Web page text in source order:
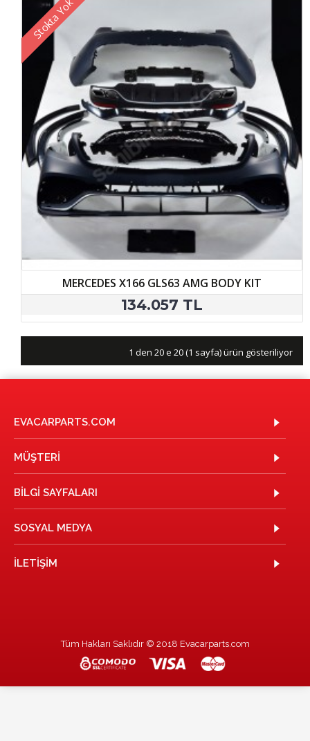
Stokta Yok
MERCEDES X166 GLS63 AMG BODY KIT
134.057 TL
1 den 20 e 20 (1 sayfa) ürün gösteriliyor
EVACARPARTS.COM
MÜŞTERI
BILGI SAYFALARI
SOSYAL MEDYA
İLETIŞIM
Tüm Hakları Saklıdır © 2018 Evacarparts.com